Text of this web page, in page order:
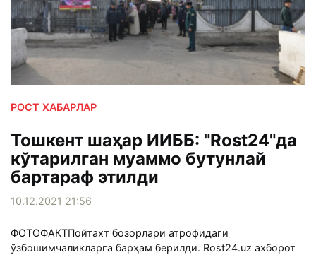
РОСТ ХАБАРЛАР
Тошкент шаҳар ИИББ: "Rost24"да
кўтарилган муаммо бутунлай
бартараф этилди
10.12.2021 21:56
ФОТОФАКТПойтахт бозорлари атрофидаги
ўзбошимчаликларга барҳам берилди. Rost24.uz ахборот